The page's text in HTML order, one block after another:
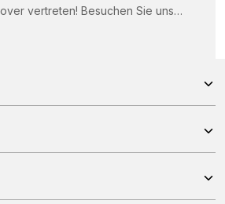
vertreten! Besuchen Sie uns